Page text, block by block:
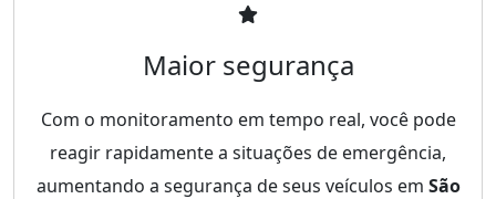
Maior segurança
Com o monitoramento em tempo real, você pode
reagir rapidamente a situações de emergência,
aumentando a segurança de seus veículos em São